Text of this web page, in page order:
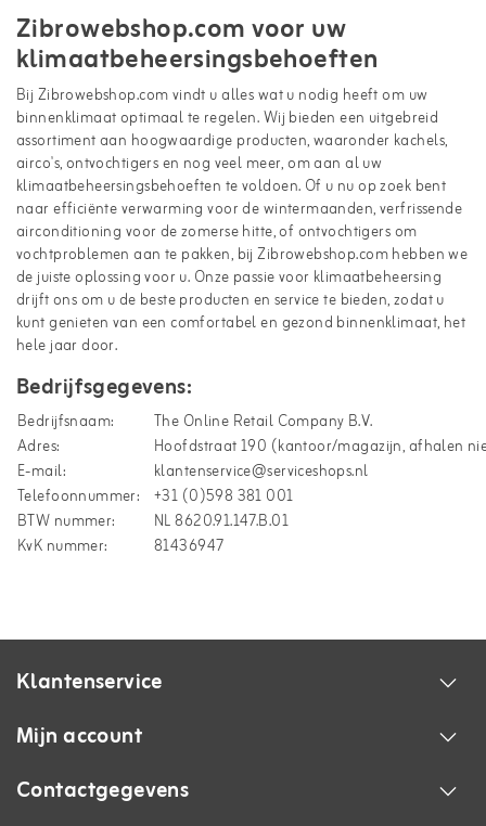
Zibrowebshop.com voor uw
klimaatbeheersingsbehoeften
Bij Zibrowebshop.com vindt u alles wat u nodig heeft om uw
binnenklimaat optimaal te regelen. Wij bieden een uitgebreid
assortiment aan hoogwaardige producten, waaronder kachels,
airco's, ontvochtigers en nog veel meer, om aan al uw
klimaatbeheersingsbehoeften te voldoen. Of u nu op zoek bent
naar efficiënte verwarming voor de wintermaanden, verfrissende
airconditioning voor de zomerse hitte, of ontvochtigers om
vochtproblemen aan te pakken, bij Zibrowebshop.com hebben we
de juiste oplossing voor u. Onze passie voor klimaatbeheersing
drijft ons om u de beste producten en service te bieden, zodat u
kunt genieten van een comfortabel en gezond binnenklimaat, het
hele jaar door.
Bedrijfsgegevens:
Bedrijfsnaam:
The Online Retail Company B.V.
Adres:
Hoofdstraat 190 (kantoor/magazijn, afhalen
E-mail:
klantenservice@serviceshops.nl
Telefoonnummer:
+31 (0)598 381 001
BTW nummer:
NL 8620.91.147.B.01
KvK nummer:
81436947
Klantenservice
Mijn account
Contactgegevens